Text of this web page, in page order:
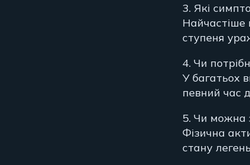
3. Які
Найчастіше
ступеня
4. Чи
У багатьох
певний час
5. Чи можна
Фізична
стану